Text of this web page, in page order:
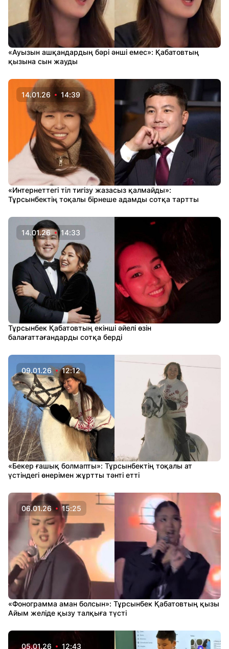
«Ауызын ашқандардың бәрі әнші емес»: Қабатовтың
қызына сын жауды
14.01.26 14:39
«Интернеттегі тіл тигізу жазасыз қалмайды»:
Тұрсынбектің тоқалы бірнеше адамды сотқа тартты
14.01.26 14:33
Тұрсынбек Қабатовтың екінші әйелі өзін
балағаттағандарды сотқа берді
09.01.26 12:12
«Бекер ғашық болмапты»: Тұрсынбектің тоқалы ат
үстіндегі өнерімен жұртты тәнті етті
06.01.26 15:25
«Фонограмма аман болсын»: Тұрсынбек Қабатовтың қызы
Айым желіде қызу талқыға түсті
05.01.26 12:43